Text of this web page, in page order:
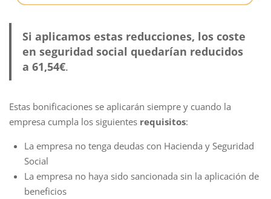
Si aplicamos estas reducciones, los coste
en seguridad social quedarían reducidos
a 61,54€.
Estas bonificaciones se aplicarán siempre y cuando la
empresa cumpla los siguientes requisitos:
La empresa no tenga deudas con Hacienda y Seguridad
Social
La empresa no haya sido sancionada sin la aplicación de
beneficios